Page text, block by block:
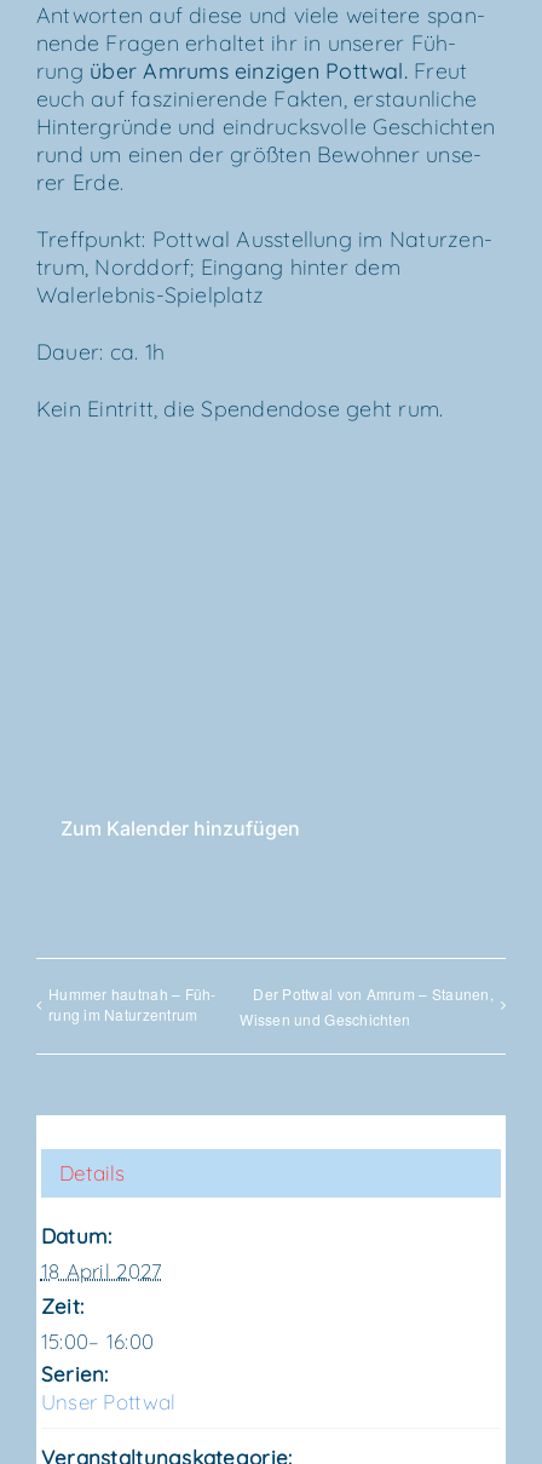
Ant­wor­ten auf die­se und vie­le wei­te­re span­
nen­de Fra­gen erhal­tet ihr in unse­rer Füh­
rung über Amrums ein­zi­gen Pott­wal.Freut
euch auf fas­zi­nie­ren­de Fak­ten, erstaun­li­che
Hin­ter­grün­de und ein­drucks­vol­le Geschich­ten
rund um einen der größ­ten Bewoh­ner unse­
rer Erde.
Treff­punkt: Pott­wal Aus­stel­lung im Natur­zen­
trum, Nord­dorf; Ein­gang hin­ter dem
Walerlebnis-Spielplatz
Dau­er: ca. 1h
Kein Ein­tritt, die Spen­den­do­se geht rum.
Zum Kalender hinzufügen
Hum­mer haut­nah – Füh­
rung im Naturzentrum
Der Pott­wal von Amrum – Stau­nen,
Wis­sen und Geschichten
Details
Datum:
18 April 2027
Zeit:
15:00– 16:00
Serien:
Unser Pott­wal
Veranstaltungskategorie: